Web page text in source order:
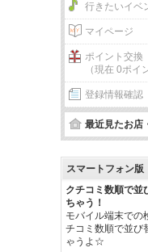
行きたいイベ
マイページ
ポイント交換
（現在 0ポイ
登録情報確認
最近見たお店
スマートフォン版
クチコミ数順で並
ちゃう！
モバイル端末での
チコミ数順で並び
ゃうよ☆